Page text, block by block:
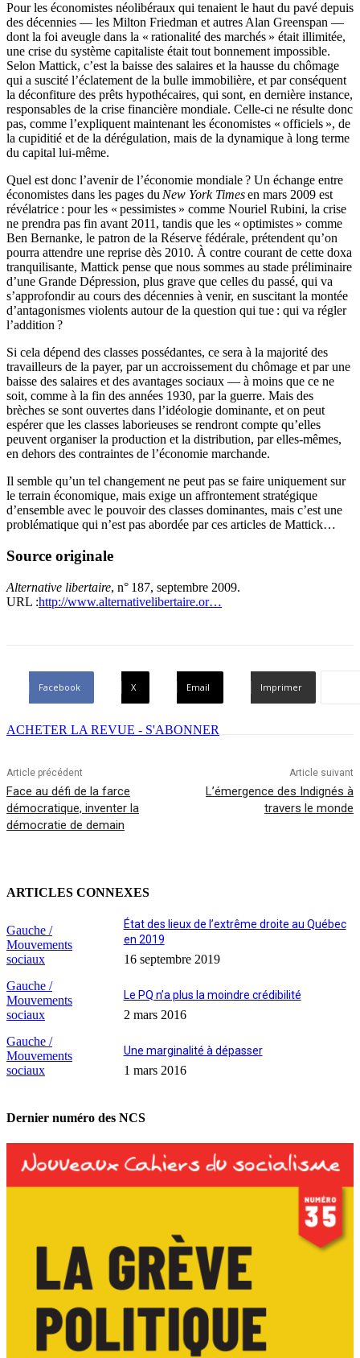
Pour les économistes néolibéraux qui tenaient le haut du pavé depuis
des décennies — les Milton Friedman et autres Alan Greenspan —
dont la foi aveugle dans la « rationalité des marchés » était illimitée,
une crise du système capitaliste était tout bonnement impossible.
Selon Mattick, c’est la baisse des salaires et la hausse du chômage
qui a suscité l’éclatement de la bulle immobilière, et par conséquent
la déconfiture des prêts hypothécaires, qui sont, en dernière instance,
responsables de la crise financière mondiale. Celle-ci ne résulte donc
pas, comme l’expliquent maintenant les économistes « officiels », de
la cupiditié et de la dérégulation, mais de la dynamique à long terme
du capital lui-même.
Quel est donc l’avenir de l’économie mondiale ? Un échange entre
économistes dans les pages du New York Timesen mars 2009 est
révélatrice : pour les « pessimistes » comme Nouriel Rubini, la crise
ne prendra pas fin avant 2011, tandis que les « optimistes » comme
Ben Bernanke, le patron de la Réserve fédérale, prétendent qu’on
pourra attendre une reprise dès 2010. À contre courant de cette doxa
tranquilisante, Mattick pense que nous sommes au stade préliminaire
d’une Grande Dépression, plus grave que celles du passé, qui va
s’approfondir au cours des décennies à venir, en suscitant la montée
d’antagonismes violents autour de la question qui tue : qui va régler
l’addition ?
Si cela dépend des classes possédantes, ce sera à la majorité des
travailleurs de la payer, par un accroissement du chômage et par une
baisse des salaires et des avantages sociaux — à moins que ce ne
soit, comme à la fin des années 1930, par la guerre. Mais des
brèches se sont ouvertes dans l’idéologie dominante, et on peut
espérer que les classes laborieuses se rendront compte qu’elles
peuvent organiser la production et la distribution, par elles-mêmes,
en dehors des contraintes de l’économie marchande.
Il semble qu’un tel changement ne peut pas se faire uniquement sur
le terrain économique, mais exige un affrontement stratégique
d’ensemble avec le pouvoir des classes dominantes, mais c’est une
problématique qui n’est pas abordée par ces articles de Mattick…
Source originale
Alternative libertaire, n° 187, septembre 2009.
URL :http://www.alternativelibertaire.or…
Facebook X Email Imprimer
ACHETER LA REVUE - S'ABONNER
Article précédent
Face au défi de la farce
démocratique, inventer la
démocratie de demain
Article suivant
L’émergence des Indignés à
travers le monde
ARTICLES CONNEXES
Gauche /
Mouvements
sociaux
État des lieux de l’extrême droite au Québec
en 2019
16 septembre 2019
Gauche /
Mouvements
sociaux
Le PQ n’a plus la moindre crédibilité
2 mars 2016
Gauche /
Mouvements
sociaux
Une marginalité à dépasser
1 mars 2016
Dernier numéro des NCS